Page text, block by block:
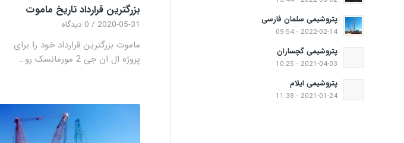
بزرگترین قرارداد تاریخ ماموت
2020-05-31
/ 0 دیدگاه
ماموت بزرگترین قرارداد خود را برای
پروژه ال ان جی 2 مورمانسک رو…
پتروشیمی سلمان فارسی
2022-02-14 - 09:54
پتروشیمی گچساران
2021-04-03 - 10:25
پتروشیمی ایلام
2021-01-24 - 11:38